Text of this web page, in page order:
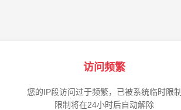
访问频繁
您的IP段访问过于频繁，已被系统临时限制
限制将在24小时后自动解除